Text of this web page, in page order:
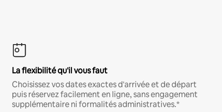
La flexibilité qu'il vous faut
Choisissez vos dates exactes d'arrivée et de départ
puis réservez facilement en ligne, sans engagement
supplémentaire ni formalités administratives.*